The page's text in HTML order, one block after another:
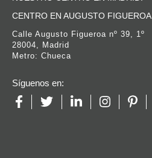
CENTRO EN AUGUSTO FIGUEROA
Calle Augusto Figueroa nº 39, 1º
28004, Madrid
Metro: Chueca
Síguenos en: